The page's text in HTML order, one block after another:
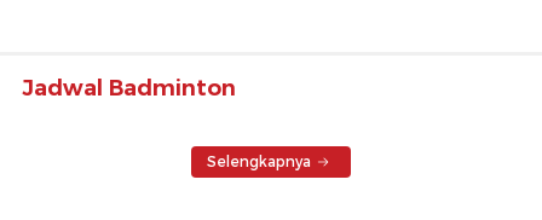
Jadwal Badminton
Selengkapnya